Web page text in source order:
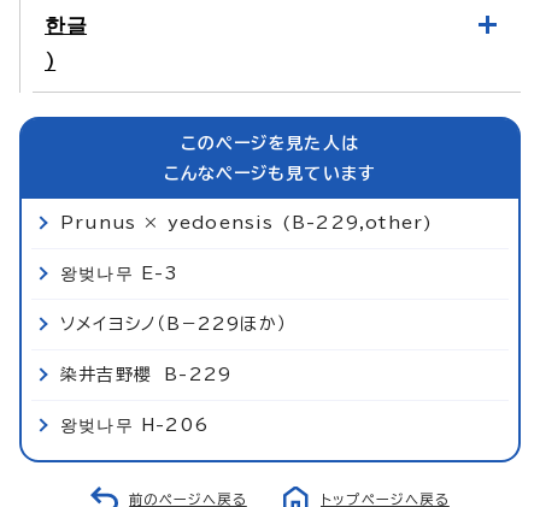
한글
）
このページを見た人は
こんなページも見ています
Prunus × yedoensis (B-229,other)
왕벚나무 E-3
ソメイヨシノ（B−229ほか）
染井吉野櫻 B-229
왕벚나무 H-206
前のページへ戻る トップページへ戻る